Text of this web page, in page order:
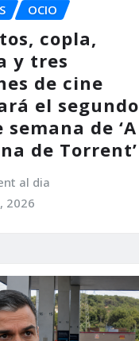
OCIO
copla,
y tres
de cine
el segundo
de ‘A
de Torrent’
al dia
2026